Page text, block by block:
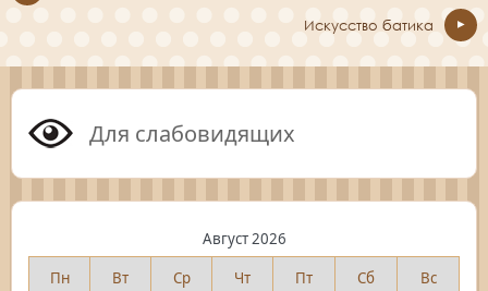
Искусство батика
Для слабовидящих
Август 2026
Пн
Вт Ср Чт Пт Сб Вс